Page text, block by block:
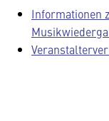
Informationen